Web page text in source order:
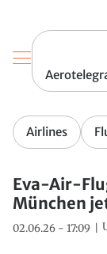
Airlines
Eva-Air-
München
02.06.26 - 17:09